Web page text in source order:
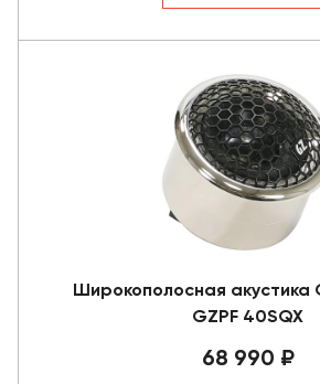
Широкополосная акустика
GZPF 40SQX
68 990 ₽